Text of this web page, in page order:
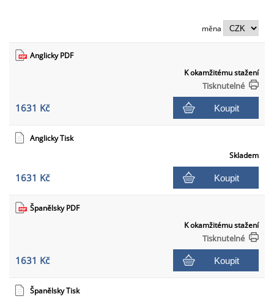
měna
Anglicky PDF
K okamžitému stažení
Tisknutelné
1631 Kč Koupit
Anglicky Tisk
Skladem
1631 Kč Koupit
Španělsky PDF
K okamžitému stažení
Tisknutelné
1631 Kč Koupit
Španělsky Tisk